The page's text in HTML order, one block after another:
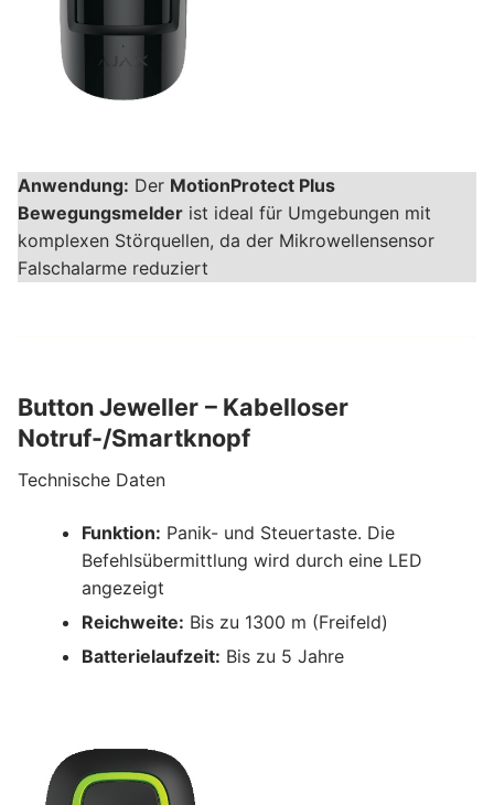
Anwendung: Der MotionProtect Plus
Bewegungsmelder ist ideal für Umgebungen mit
komplexen Störquellen, da der Mikrowellensensor
Falschalarme reduziert
Button Jeweller – Kabelloser
Notruf-/Smartknopf
Technische Daten
Funktion: Panik- und Steuertaste. Die
Befehlsübermittlung wird durch eine LED
angezeigt
Reichweite: Bis zu 1300 m (Freifeld)
Batterielaufzeit: Bis zu 5 Jahre